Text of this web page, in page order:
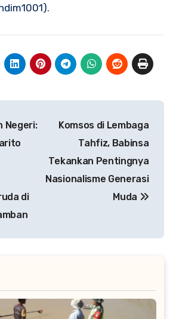
Negeri:
di
Komsos di Lembaga
Tahfiz, Babinsa
Tekankan Pentingnya
Nasionalisme Generasi
Muda